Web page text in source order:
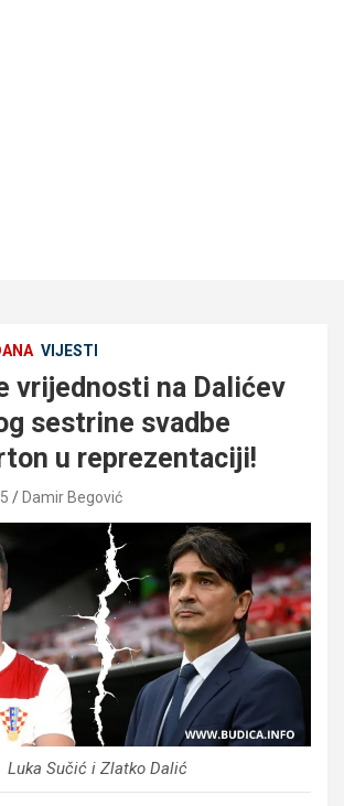
VIJESTI
vrijednosti na Dalićev
sestrine svadbe
u reprezentaciji!
Damir Begović
Luka Sučić i Zlatko Dalić